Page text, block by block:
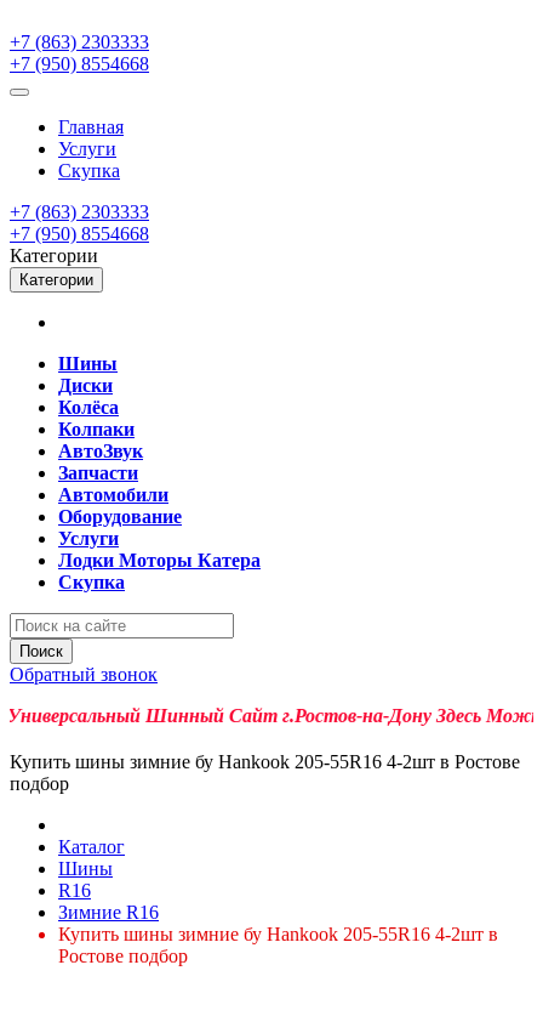
+7 (863) 2303333
+7 (950) 8554668
Главная
Услуги
Скупка
+7 (863) 2303333
+7 (950) 8554668
Категории
Категории
Шины
Диски
Колёса
Колпаки
АвтоЗвук
Запчасти
Автомобили
Оборудование
Услуги
Лодки Моторы Катера
Скупка
Поиск
Обратный звонок
Шинный Сайт г.Ростов-на-Дону Здесь Можно
Купить шины зимние бу Hankook 205-55R16 4-2шт в Ростове
подбор
Каталог
Шины
R16
Зимние R16
Купить шины зимние бу Hankook 205-55R16 4-2шт в
Ростове подбор